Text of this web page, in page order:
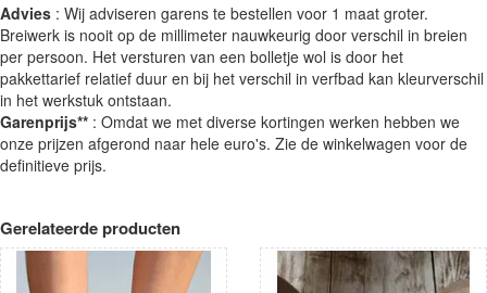
Advies : Wij adviseren garens te bestellen voor 1 maat groter.
Breiwerk is nooit op de millimeter nauwkeurig door verschil in breien
per persoon. Het versturen van een bolletje wol is door het
pakkettarief relatief duur en bij het verschil in verfbad kan kleurverschil
in het werkstuk ontstaan.
Garenprijs** : Omdat we met diverse kortingen werken hebben we
onze prijzen afgerond naar hele euro's. Zie de winkelwagen voor de
definitieve prijs.
Gerelateerde producten